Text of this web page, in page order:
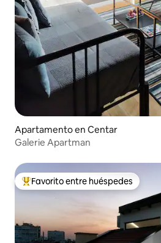
Apartamento en Centar
Galerie Apartman
Favorito entre huéspedes preferido
Favorito entre huéspedes